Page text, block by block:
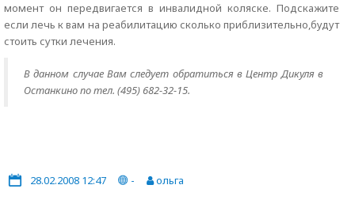
момент он передвигается в инвалидной коляске. Подскажите
если лечь к вам на реабилитацию сколько приблизительно,будут
стоить сутки лечения.
В данном случае Вам следует обратиться в Центр Дикуля в
Останкино по тел. (495) 682-32-15.
28.02.2008 12:47 -
ольга